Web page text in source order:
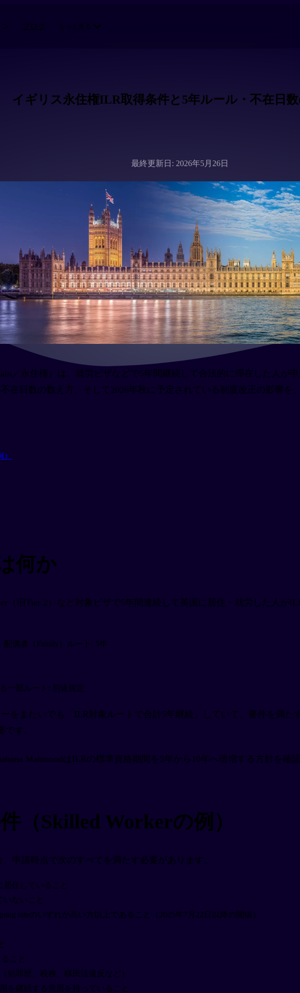
ブログ もっと見る
イギリス永住権ILR取得条件と5年ルール・不在日
最終更新日: 2026年5月26日
／永住権）は、就労ビザなどで5年間継続して合法的に滞在した人が
在日数の数え方、そして2026年秋に予定されている制度改正の影響を
何か
（旧Tier 2）など対象ビザで5年間連続して英国に居住・就労した人が
配偶者（Family）ルート: 5年
一部ルート: 別途規定
をまたいでも「ILR対象ルートで合計5年継続」していて、要件を満た
す。
MahmoodはILRの標準資格期間を5年から10年へ倍増する方針を
（Skilled Workerの例）
申請時点で次のすべてを満たす必要があります。
住していること
いないこと
rateのいずれか高い方以上であること（2025年7月22日以降の閾値）
こと
犯罪歴、税務、移民法違反など）
を継続する意思を持っていること